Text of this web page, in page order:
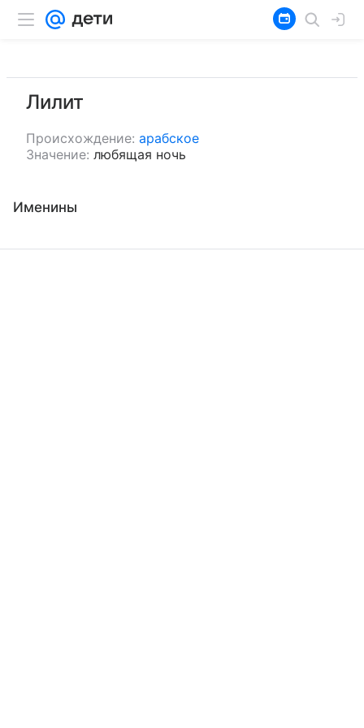
Лилит
Происхождение: арабское
Значение: любящая ночь
Именины